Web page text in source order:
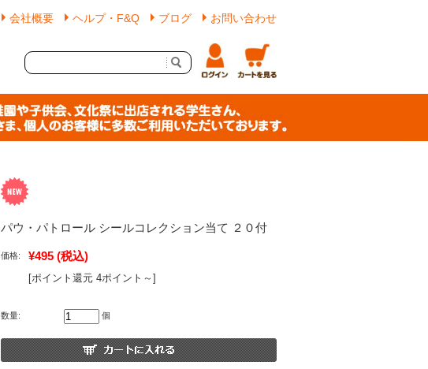
会社概要 ヘルプ・F&Q ブログ お問い合わせ
パウ・パトロール シールコレクション当て ２０付
価格: ¥495 (税込)
[ポイント還元 4ポイント～]
数量: 個